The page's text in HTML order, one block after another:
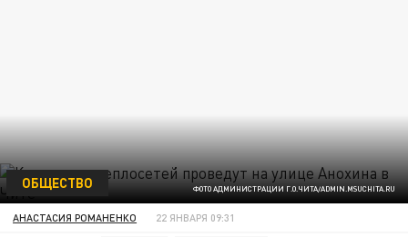
ФОТО АДМИНИСТРАЦИИ Г.О.ЧИТА/ADMIN.MSUCHITA.RU
ОБЩЕСТВО
АНАСТАСИЯ РОМАНЕНКО 22 ЯНВАРЯ 09:31